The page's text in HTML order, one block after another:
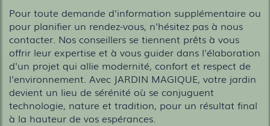
Pour toute demande d'information supplémentaire ou
pour planifier un rendez-vous, n'hésitez pas à nous
contacter. Nos conseillers se tiennent prêts à vous
offrir leur expertise et à vous guider dans l'élaboration
d'un projet qui allie modernité, confort et respect de
l'environnement. Avec JARDIN MAGIQUE, votre jardin
devient un lieu de sérénité où se conjuguent
technologie, nature et tradition, pour un résultat final
à la hauteur de vos espérances.